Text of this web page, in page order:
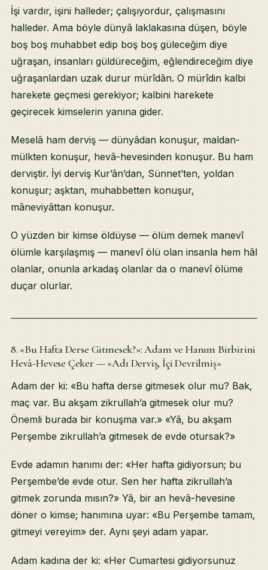
İşi vardır, işini halleder; çalışıyordur, çalışmasını
halleder. Ama böyle dünyâ laklakasına düşen, böyle
boş boş muhabbet edip boş boş güleceğim diye
uğraşan, insanları güldüreceğim, eğlendireceğim diye
uğraşanlardan uzak durur mürîdân. O mürîdin kalbi
harekete geçmesi gerekiyor; kalbini harekete
geçirecek kimselerin yanına gider.
Meselâ ham derviş — dünyâdan konuşur, maldan-
mülkten konuşur, hevâ-hevesinden konuşur. Bu ham
derviştir. İyi derviş Kur’ân’dan, Sünnet’ten, yoldan
konuşur; aşktan, muhabbetten konuşur,
mâneviyâttan konuşur.
O yüzden bir kimse öldüyse — ölüm demek manevî
ölümle karşılaşmış — manevî ölü olan insanla hem hâl
olanlar, onunla arkadaş olanlar da o manevî ölüme
duçar olurlar.
8. «Bu Hafta Derse Gitmesek?»: Adam ve Hanım Birbirini
Hevâ-Hevese Çeker — «Adı Derviş, İçi Devrilmiş»
Adam der ki: «Bu hafta derse gitmesek olur mu? Bak,
maç var. Bu akşam zikrullah’a gitmesek olur mu?
Önemli burada bir konuşma var.» «Yâ, bu akşam
Perşembe zikrullah’a gitmesek de evde otursak?»
Evde adamın hanımı der: «Her hafta gidiyorsun; bu
Perşembe’de evde otur. Sen her hafta zikrullah’a
gitmek zorunda mısın?» Yâ, bir an hevâ-hevesine
döner o kimse; hanımına uyar: «Bu Perşembe tamam,
gitmeyi vereyim» der. Aynı şeyi adam yapar.
Adam kadına der ki: «Her Cumartesi gidiyorsunuz